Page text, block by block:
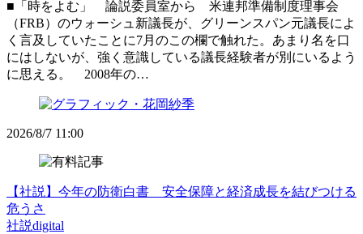
■「時をよむ」 論説委員室から 米連邦準備制度理事会
（FRB）のウォーシュ新議長が、グリーンスパン元議長によ
く言及していたことに7月のこの欄で触れた。あまり名を口
にはしないが、強く意識している議長経験者が別にいるよう
に思える。 2008年の…
2026/8/7 11:00
【社説】今年の防衛白書 安全保障と経済成長を結びつける
危うさ
社説digital